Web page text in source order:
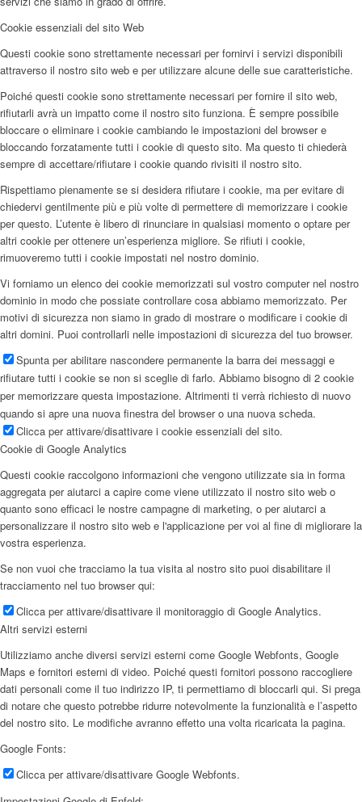
Cookie essenziali del sito Web
Questi cookie sono strettamente necessari per fornirvi i servizi disponibili
attraverso il nostro sito web e per utilizzare alcune delle sue caratteristiche.
Poiché questi cookie sono strettamente necessari per fornire il sito web,
rifiutarli avrà un impatto come il nostro sito funziona. È sempre possibile
bloccare o eliminare i cookie cambiando le impostazioni del browser e
bloccando forzatamente tutti i cookie di questo sito. Ma questo ti chiederà
sempre di accettare/rifiutare i cookie quando rivisiti il nostro sito.
Rispettiamo pienamente se si desidera rifiutare i cookie, ma per evitare di
chiedervi gentilmente più e più volte di permettere di memorizzare i cookie
per questo. L’utente è libero di rinunciare in qualsiasi momento o optare per
altri cookie per ottenere un’esperienza migliore. Se rifiuti i cookie,
rimuoveremo tutti i cookie impostati nel nostro dominio.
Vi forniamo un elenco dei cookie memorizzati sul vostro computer nel nostro
dominio in modo che possiate controllare cosa abbiamo memorizzato. Per
motivi di sicurezza non siamo in grado di mostrare o modificare i cookie di
altri domini. Puoi controllarli nelle impostazioni di sicurezza del tuo browser.
Spunta per abilitare nascondere permanente la barra dei messaggi e
rifiutare tutti i cookie se non si sceglie di farlo. Abbiamo bisogno di 2 cookie
per memorizzare questa impostazione. Altrimenti ti verrà richiesto di nuovo
quando si apre una nuova finestra del browser o una nuova scheda.
Clicca per attivare/disattivare i cookie essenziali del sito.
Cookie di Google Analytics
Questi cookie raccolgono informazioni che vengono utilizzate sia in forma
aggregata per aiutarci a capire come viene utilizzato il nostro sito web o
quanto sono efficaci le nostre campagne di marketing, o per aiutarci a
personalizzare il nostro sito web e l'applicazione per voi al fine di migliorare la
vostra esperienza.
Se non vuoi che tracciamo la tua visita al nostro sito puoi disabilitare il
tracciamento nel tuo browser qui:
Clicca per attivare/disattivare il monitoraggio di Google Analytics.
Altri servizi esterni
Utilizziamo anche diversi servizi esterni come Google Webfonts, Google
Maps e fornitori esterni di video. Poiché questi fornitori possono raccogliere
dati personali come il tuo indirizzo IP, ti permettiamo di bloccarli qui. Si prega
di notare che questo potrebbe ridurre notevolmente la funzionalità e l’aspetto
del nostro sito. Le modifiche avranno effetto una volta ricaricata la pagina.
Google Fonts:
Clicca per attivare/disattivare Google Webfonts.